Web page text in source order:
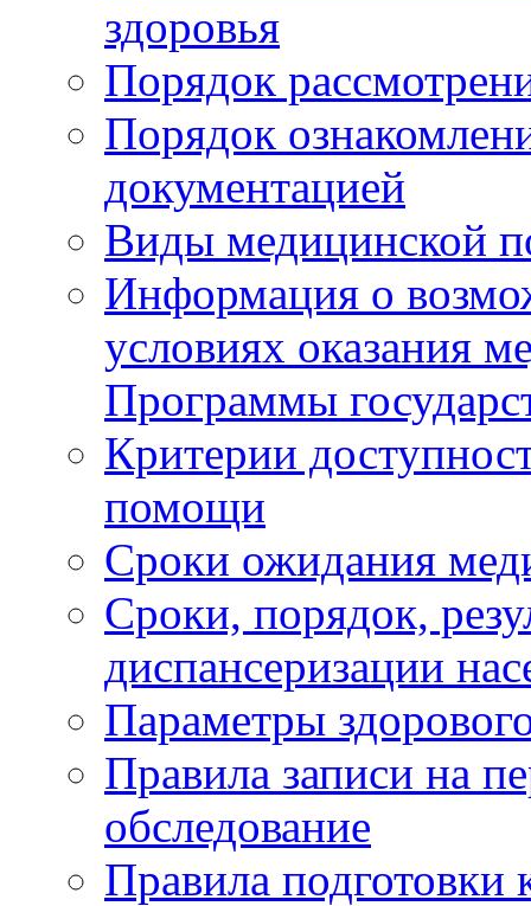
здоровья
Порядок
Порядок
документацией
Виды медицинской
Информация о
условиях оказания
Программы
Критерии
помощи
Сроки ожидания
Сроки, порядок,
диспансеризации
Параметры
Правила записи на
обследование
Правила подготовки